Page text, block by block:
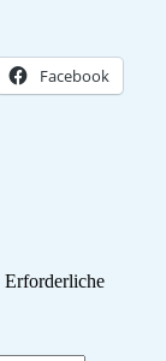
Facebook
Erforderliche